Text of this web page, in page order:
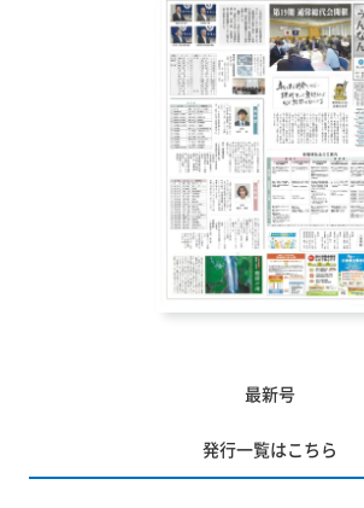
最新号
発行一覧はこちら